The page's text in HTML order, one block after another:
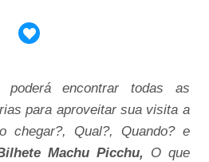
encontrar todas as
para aproveitar sua visita a
chegar?, Qual?, Quando? e
Machu Picchu, O que